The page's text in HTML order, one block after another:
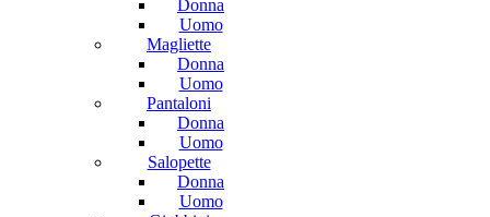
Donna
Uomo
Magliette
Donna
Uomo
Pantaloni
Donna
Uomo
Salopette
Donna
Uomo